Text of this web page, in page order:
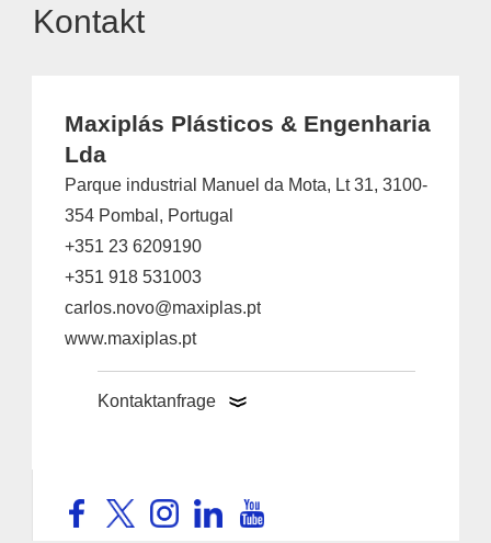
Kontakt
Maxiplás Plásticos & Engenharia
Lda
Parque industrial Manuel da Mota, Lt 31, 3100-
354 Pombal, Portugal
+351 23 6209190
+351 918 531003
carlos.novo@maxiplas.pt
www.maxiplas.pt
Kontaktanfrage